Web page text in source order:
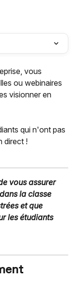
vous
ou webinaires
visionner en
qui n'ont pas
direct !
vous assurer
la classe
et que
les étudiants